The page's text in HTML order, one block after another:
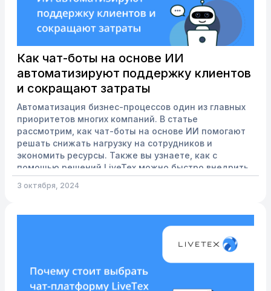
Как чат-боты на основе ИИ
автоматизируют поддержку клиентов
и сокращают затраты
Автоматизация бизнес-процессов один из главных
приоритетов многих компаний. В статье
рассмотрим, как чат-боты на основе ИИ помогают
решать снижать нагрузку на сотрудников и
экономить ресурсы. Также вы узнаете, как с
помощью решений LiveTex можно быстро внедрить
такого бота без сложных технических настроек и
получить максимальную пользу для вашего
основе ИИ — это программы, которые используют
машинное обучение и обработку естественного
языка (NLP) для общения с пользовател...
3 октября, 2024